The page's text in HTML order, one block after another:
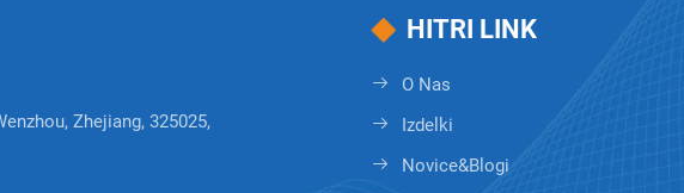
Zhejiang, 325025,
HITRI LINK
O Nas
Izdelki
Novice&Blogi